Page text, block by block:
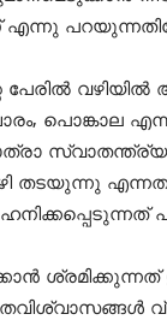
എന്നു
പേരിൽ
പൊങ്കാല
വഴി തടയുന്നു